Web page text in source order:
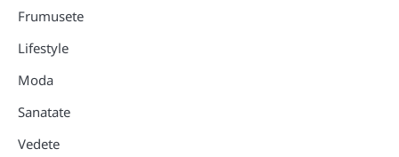
Frumusete
Lifestyle
Moda
Sanatate
Vedete